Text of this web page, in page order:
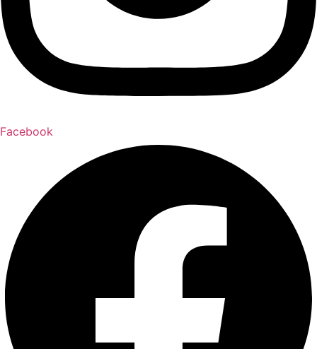
Facebook